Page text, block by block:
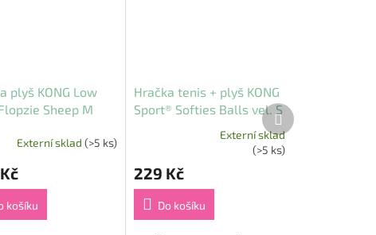
plyš KONG Low
Sheep M
Externí sklad(>5 ks)
košíku
Hračka tenis + plyš KONG
Sport® Softies Balls vel. S
produktu
je
z
Externí sklad
(>5 ks)
229 Kč
Do košíku
Další
produkt